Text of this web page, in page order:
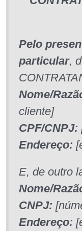
Pelo
particular,
Nome/
cliente]
CPF/CNPJ:
Endereço:
E, de outro
Nome/
CNPJ:
Endereço: